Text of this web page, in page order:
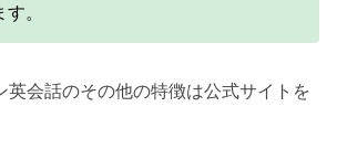
。
英会話のその他の特徴は公式サイトを